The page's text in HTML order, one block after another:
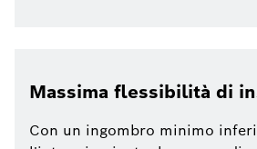
Massima flessibilità di
Con un ingombro minimo